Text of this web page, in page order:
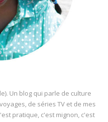
Un blog qui parle de culture
de séries TV et de mes
pratique, c'est mignon, c'est